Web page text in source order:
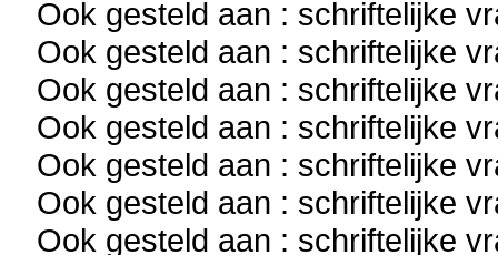
Ook gesteld aan : schriftelijke
Ook gesteld aan : schriftelijke
Ook gesteld aan : schriftelijke
Ook gesteld aan : schriftelijke
Ook gesteld aan : schriftelijke
Ook gesteld aan : schriftelijke
Ook gesteld aan : schriftelijke